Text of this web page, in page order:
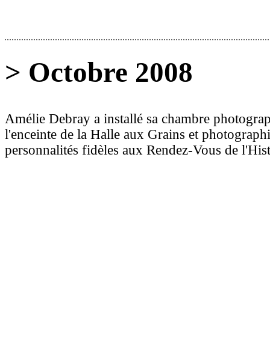
> Octobre 2008
Amélie Debray a installé sa chambre
l'enceinte de la Halle aux Grains et
personnalités fidèles aux Rendez-Vous de